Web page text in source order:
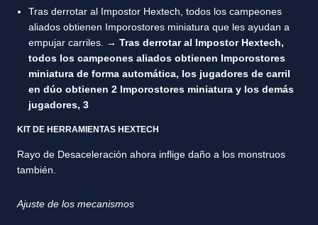
Tras derrotar al Impostor Hextech, todos los campeones
aliados obtienen Imporostores miniatura que les ayudan a
empujar carriles. → Tras derrotar al Impostor Hextech,
todos los campeones aliados obtienen Imporostores
miniatura de forma automática, los jugadores de carril
en dúo obtienen 2 Imporostores miniatura y los demás
jugadores, 3
KIT DE HERRAMIENTAS HEXTECH
Rayo de Desaceleración ahora inflige daño a los monstruos
también.
Ajuste de los mecanismos